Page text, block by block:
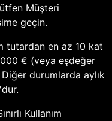
Müşteri
geçin.
tutardan en az 10 kat
€ (veya eşdeğer
Diğer durumlarda aylık
Kullanım